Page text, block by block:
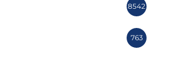
8542
763